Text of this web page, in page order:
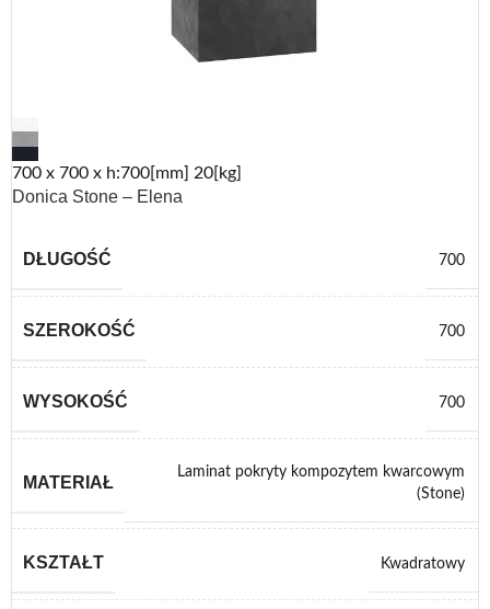
700 x 700 x h:700[mm] 20[kg]
Donica Stone – Elena
DŁUGOŚĆ 700
SZEROKOŚĆ 700
WYSOKOŚĆ 700
MATERIAŁ
Laminat pokryty kompozytem kwarcowym
(Stone)
KSZTAŁT Kwadratowy